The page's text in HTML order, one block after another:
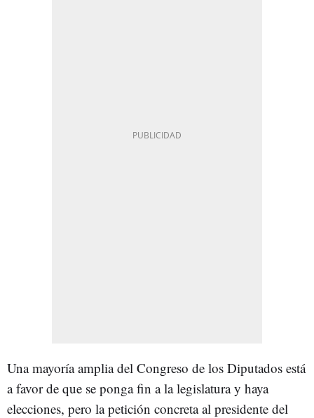
Una mayoría amplia del Congreso de los Diputados está
a favor de que se ponga fin a la legislatura y haya
elecciones, pero la petición concreta al presidente del